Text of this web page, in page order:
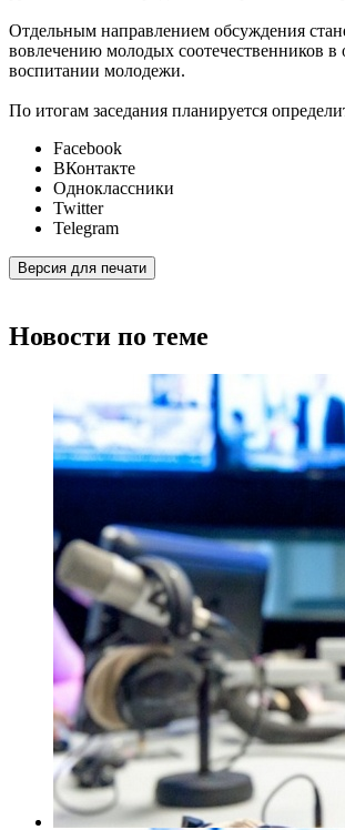
Отдельным направлением обсуждения
вовлечению молодых соотечественников
воспитании молодежи.
По итогам заседания планируется
Facebook
ВКонтакте
Одноклассники
Twitter
Telegram
Версия для печати
Новости по теме